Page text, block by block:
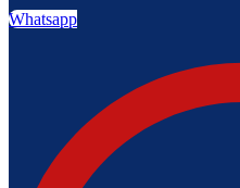
Whatsapp